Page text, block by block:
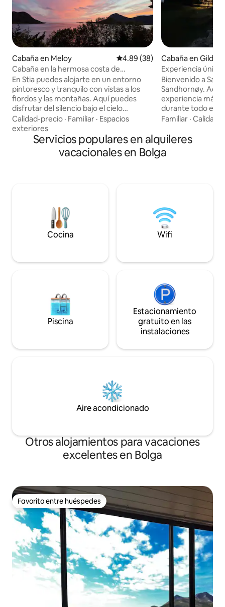
Cabaña en Meloy Calificación promedio: 4.89 de
4.89 (38)
Cabaña en la hermosa costa de
Helgeland, carretera costera.
En Stia puedes alojarte en un entorno
pintoresco y tranquilo con vistas a los
fiordos y las montañas. Aquí puedes
disfrutar del silencio bajo el cielo
estrellado y la aurora boreal, o
simplemente tener días de descanso en
la playa "Stia" que se encuentra justo
debajo de la cabaña. También puedes
disfrutar del jacuzzi en verano e
costa de Helgeland y mucho más.
Puedes encontrar más información en
nuestra guía para anfitriones.
Calidad-precio · Familiar · Espacios
exteriores
Cabaña en
Experiencia única
mar
Bienvenido a
Sandhornøy. Aquí disfrutará de una
experiencia
durante todo el
medianoche en
noches de invierno. La cabaña tiene
cómodos
camas, un baño
contemplas el mar. ¡Reserve su
hoy y
Noruega!
Familiar ·Calidad-
Servicios populares en alquileres
vacacionales en Bolga
Cocina Wifi
Piscina
Estacionamiento
gratuito en las
instalaciones
Aire acondicionado
Otros alojamientos para vacaciones
excelentes en Bolga
Favorito entre huéspedes
Favorito entre huéspedes